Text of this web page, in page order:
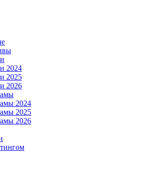
2024
2025
2026
2024
2025
2026